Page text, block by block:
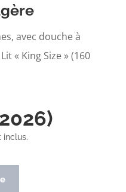
avec douche à
« King Size » (160
inclus.